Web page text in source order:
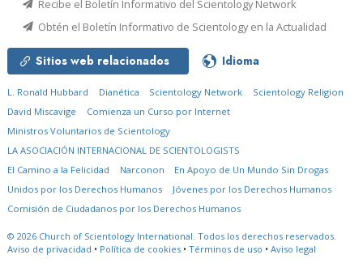
Recibe el Boletín Informativo del Scientology Network
Obtén el Boletín Informativo de Scientology en la Actualidad
Sitios web relacionados Idioma
L. Ronald Hubbard Dianética Scientology Network
Scientology Religion
David Miscavige
Comienza un Curso por Internet
Ministros Voluntarios de Scientology
LA ASOCIACIÓN INTERNACIONAL DE SCIENTOLOGISTS
El Camino a la Felicidad
Narconon
En Apoyo de Un Mundo Sin Drogas
Unidos por los Derechos Humanos
Jóvenes por los Derechos Humanos
Comisión de Ciudadanos por los Derechos Humanos
© 2026 Church of Scientology International. Todos los derechos reservados.
Aviso de privacidad • Política de cookies • Términos de uso • Aviso legal